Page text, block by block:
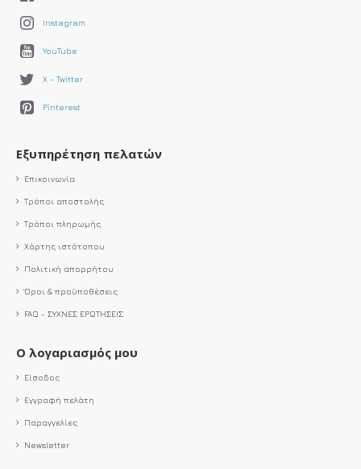
Instagram
YouTube
X - Twitter
Pinterest
Εξυπηρέτηση πελατών
Επικοινωνία
Τρόποι αποστολής
Τρόποι πληρωμής
Χάρτης ιστότοπου
Πολιτική απορρήτου
Όροι & προϋποθέσεις
FAQ - ΣΥΧΝΕΣ ΕΡΩΤΗΣΕΙΣ
Ο λογαριασμός μου
Είσοδος
Εγγραφή πελάτη
Παραγγελίες
Newsletter